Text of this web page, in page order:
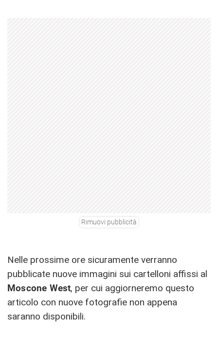
Rimuovi pubblicità
Nelle prossime ore sicuramente verranno
pubblicate nuove immagini sui cartelloni affissi al
Moscone West, per cui aggiorneremo questo
articolo con nuove fotografie non appena
saranno disponibili.